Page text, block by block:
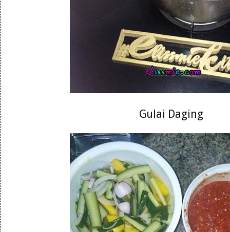
Gulai Daging